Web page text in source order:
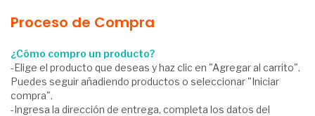
Proceso de Compra
¿Cómo compro un producto?
-Elige el producto que deseas y haz clic en "Agregar al carrito".
Puedes seguir añadiendo productos o seleccionar "Iniciar
compra".
-Ingresa la dirección de entrega, completa los datos del